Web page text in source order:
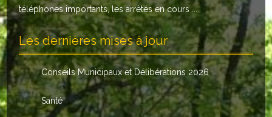
Galerie
LA MAIRIE
Horaires
Agence postale
Le conseil municipal
téléphones importants, les arrêtés en cours ...
Les dernières mises à jour
Conseils Municipaux et Délibérations 2026
Santé